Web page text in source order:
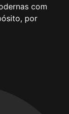
com
por